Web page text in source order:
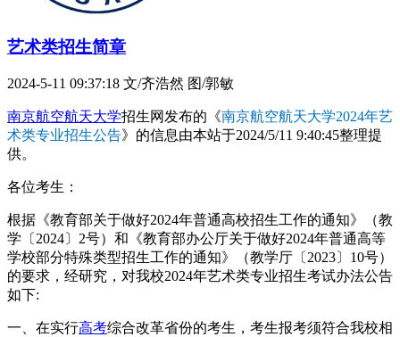
艺术类招生简章
2024-5-11 09:37:18 文/齐浩然 图/郭敏
南京航空航天大学招生网发布的《南京航空航天大学2024年艺
术类专业招生公告》的信息由本站于2024/5/11 9:40:45整理提
供。
各位考生：
根据《教育部关于做好2024年普通高校招生工作的通知》（教
学〔2024〕2号）和《教育部办公厅关于做好2024年普通高等
学校部分特殊类型招生工作的通知》（教学厅〔2023〕10号）
的要求，经研究，对我校2024年艺术类专业招生考试办法公告
如下:
一、在实行高考综合改革省份的考生，考生报考须符合我校相